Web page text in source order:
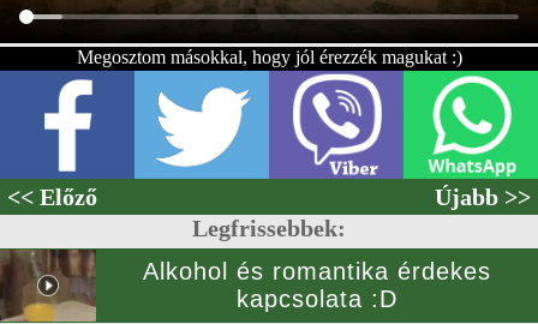
Megosztom másokkal, hogy jól érezzék magukat :)
<< Előző
Újabb >>
Legfrissebbek:
Alkohol és romantika érdekes
kapcsolata :D